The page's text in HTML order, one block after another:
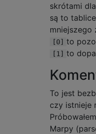
skrótami
są to
mniejszego
[0] to
[1] to
To jest
czy istnieje
Marpy